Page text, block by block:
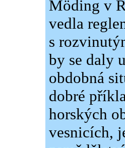
Möding v
vedla
s
by se daly
obdobná
dobré
horských
vesnicích,